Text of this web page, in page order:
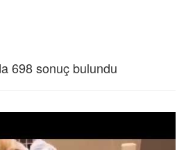
698 sonuç bulundu